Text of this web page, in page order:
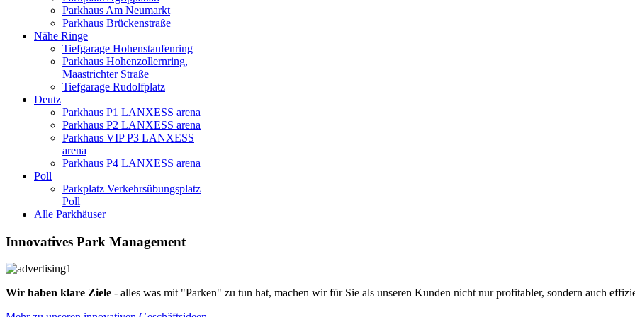
Parkhaus Am Neumarkt
Parkhaus Brückenstraße
Nähe Ringe
Tiefgarage Hohenstaufenring
Parkhaus Hohenzollernring,
Maastrichter Straße
Tiefgarage Rudolfplatz
Deutz
Parkhaus P1 LANXESS arena
Parkhaus P2 LANXESS arena
Parkhaus VIP P3 LANXESS
arena
Parkhaus P4 LANXESS arena
Poll
Parkplatz Verkehrsübungsplatz
Poll
Alle Parkhäuser
Innovatives Park Management
Wir haben klare Ziele - alles was mit "Parken" zu tun hat, machen wir für Sie als unseren Kunden nicht nur profitabler, sondern auch